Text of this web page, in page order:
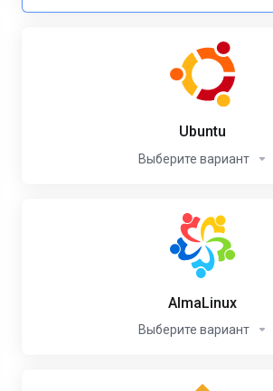
Ubuntu
Выберите вариант
AlmaLinux
Выберите вариант